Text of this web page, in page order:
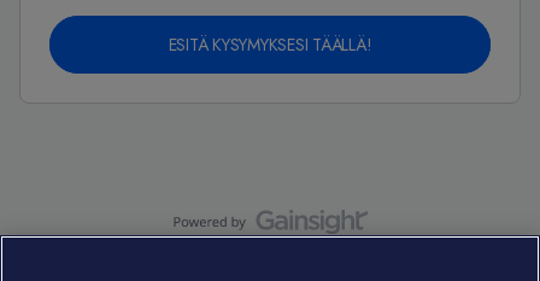
ESITÄ KYSYMYKSESI TÄÄLLÄ!